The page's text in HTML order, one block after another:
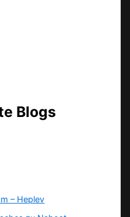
Blogs
– Heplev